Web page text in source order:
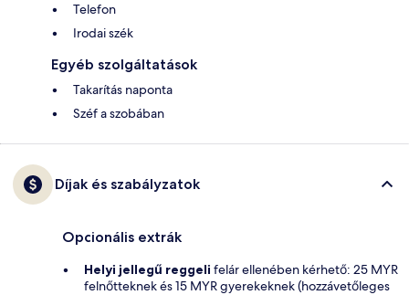
Telefon
Irodai szék
Egyéb szolgáltatások
Takarítás naponta
Széf a szobában
Díjak és szabályzatok
Opcionális extrák
Helyi jellegű reggeli felár ellenében kérhető: 25 MYR
felnőtteknek és 15 MYR gyerekeknek (hozzávetőleges